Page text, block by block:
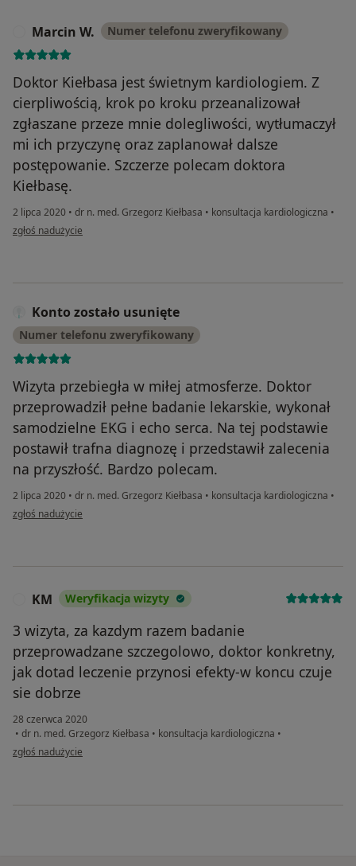
Marcin W. Numer telefonu zweryfikowany
Doktor Kiełbasa jest świetnym kardiologiem. Z
cierpliwością, krok po kroku przeanalizował
zgłaszane przeze mnie dolegliwości, wytłumaczył
mi ich przyczynę oraz zaplanował dalsze
postępowanie. Szczerze polecam doktora
Kiełbasę.
2 lipca 2020 • dr n. med. Grzegorz Kiełbasa • konsultacja kardiologiczna •
w opinii użytkownika Marcin W.
zgłoś nadużycie
Konto zostało usunięte
Numer telefonu zweryfikowany
Wizyta przebiegła w miłej atmosferze. Doktor
przeprowadził pełne badanie lekarskie, wykonał
samodzielne EKG i echo serca. Na tej podstawie
postawił trafna diagnozę i przedstawił zalecenia
na przyszłość. Bardzo polecam.
2 lipca 2020 • dr n. med. Grzegorz Kiełbasa • konsultacja kardiologiczna •
w opinii użytkownika Konto zostało usunięte
zgłoś nadużycie
KM Weryfikacja wizyty
3 wizyta, za kazdym razem badanie
przeprowadzane szczegolowo, doktor konkretny,
jak dotad leczenie przynosi efekty-w koncu czuje
sie dobrze
28 czerwca 2020
• dr n. med. Grzegorz Kiełbasa • konsultacja kardiologiczna •
w opinii użytkownika KM
zgłoś nadużycie